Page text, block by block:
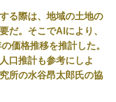
る際は、地域の土地の
だ。そこでAIにより、
価格推移を推計した。
口推計も参考にしよ
所の水谷昂太郎氏の協